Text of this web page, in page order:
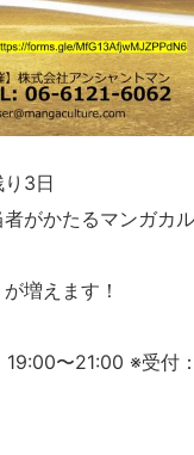
3日
がかたるマンガカ
増えます！
〜21:00 ※受付